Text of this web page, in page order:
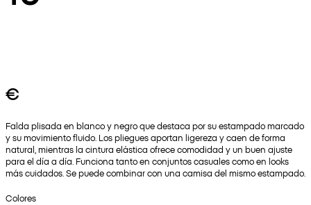
€
Falda plisada en blanco y negro que destaca por su estampado marcado
y su movimiento fluido. Los pliegues aportan ligereza y caen de forma
natural, mientras la cintura elástica ofrece comodidad y un buen ajuste
para el día a día. Funciona tanto en conjuntos casuales como en looks
más cuidados. Se puede combinar con una camisa del mismo estampado.
Colores